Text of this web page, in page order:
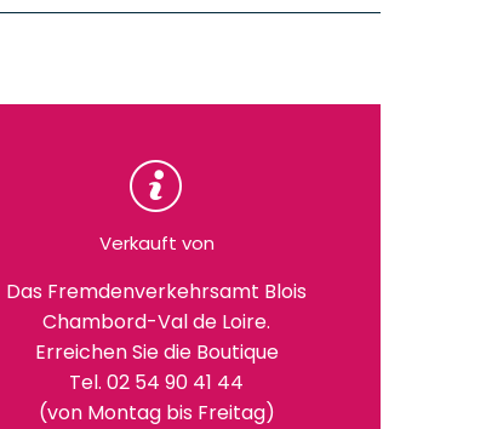
Verkauft von
Das Fremdenverkehrsamt Blois
Chambord-Val de Loire.
Erreichen Sie die Boutique
Tel. 02 54 90 41 44
(von Montag bis Freitag)